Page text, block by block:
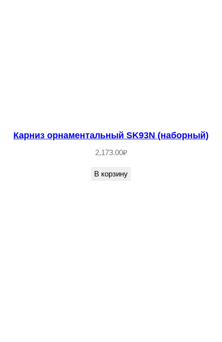
Карниз орнаментальный SK93N (наборный)
2,173.00₽
В корзину